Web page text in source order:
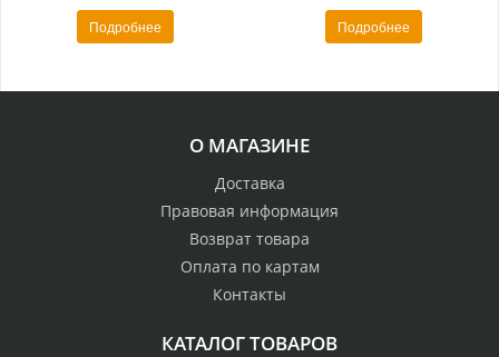
Подробнее
Подробнее
О МАГАЗИНЕ
Доставка
Правовая информация
Возврат товара
Оплата по картам
Контакты
КАТАЛОГ ТОВАРОВ